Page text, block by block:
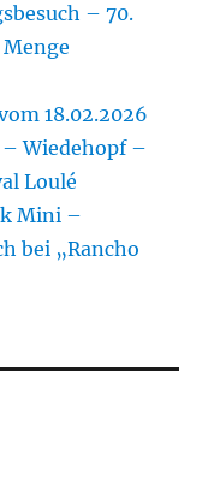
– 70.
18.02.2026
– Wiedehopf –
Loulé
Mini –
bei „Rancho